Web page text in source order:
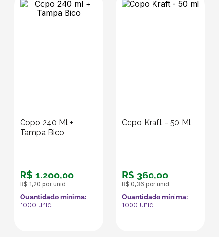
Copo 240 Ml +
Tampa Bico
R$ 1.200,00
R$ 1,20 por unid.
Quantidade mínima:
1000 unid.
Copo Kraft - 50 Ml
R$ 360,00
R$ 0,36 por unid.
Quantidade mínima:
1000 unid.